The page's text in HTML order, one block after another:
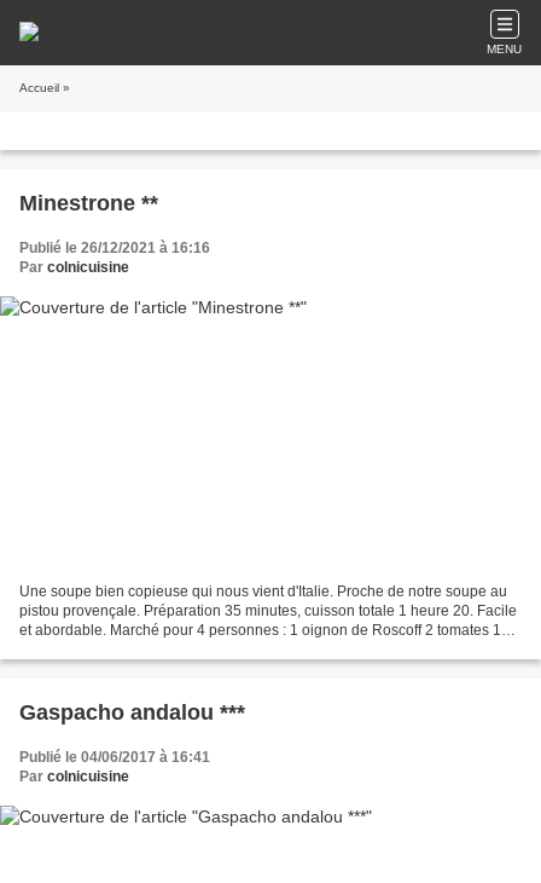
MENU
Accueil »
Minestrone **
Publié le 26/12/2021 à 16:16
Par colnicuisine
Une soupe bien copieuse qui nous vient d'Italie. Proche de notre soupe au
pistou provençale. Préparation 35 minutes, cuisson totale 1 heure 20. Facile
et abordable. Marché pour 4 personnes : 1 oignon de Roscoff 2 tomates 1
Gaspacho andalou ***
Publié le 04/06/2017 à 16:41
Par colnicuisine